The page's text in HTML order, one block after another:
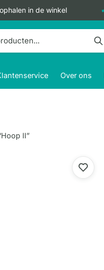
in de winkel
Over ons
II”